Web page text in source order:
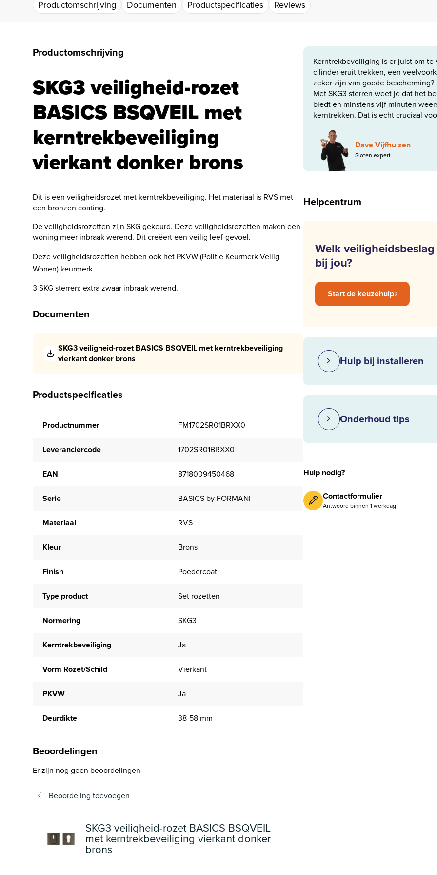
Productomschrijving Documenten Productspecificaties Reviews
Productomschrijving
SKG3 veiligheid-rozet
BASICS BSQVEIL met
kerntrekbeveiliging
vierkant donker brons
Dit is een veiligheidsrozet met kerntrekbeveiliging. Het materiaal is RVS met
een bronzen coating.
De veiligheidsrozetten zijn SKG gekeurd. Deze veiligheidsrozetten maken een
woning meer inbraak werend. Dit creëert een veilig leef-gevoel.
Deze veiligheidsrozetten hebben ook het PKVW (Politie Keurmerk Veilig
Wonen) keurmerk.
3 SKG sterren: extra zwaar inbraak werend.
Documenten
SKG3 veiligheid-rozet BASICS BSQVEIL met kerntrekbeveiliging
vierkant donker brons
Productspecificaties
Productnummer FM1702SR01BRXX0
Leveranciercode 1702SR01BRXX0
EAN 8718009450468
Serie BASICS by FORMANI
Materiaal RVS
Kleur Brons
Finish Poedercoat
Type product Set rozetten
Normering SKG3
Kerntrekbeveiliging Ja
Vorm Rozet/Schild Vierkant
PKVW Ja
Deurdikte 38-58 mm
Beoordelingen
Er zijn nog geen beoordelingen
Beoordeling toevoegen
SKG3 veiligheid-rozet BASICS BSQVEIL
met kerntrekbeveiliging vierkant donker
brons
Kerntrekbeveiliging is er juist om
cilinder eruit trekken, een
zeker zijn van goede
Met SKG3 sterren weet je dat het
biedt en minstens vijf minuten
kerntrekken. Dat is echt cruciaal
Dave Vijfhuizen
Sloten expert
Helpcentrum
Welk
bij jou?
Start de keuzehulp
Hulp bij installeren
Onderhoud tips
Hulp nodig?
Contactformulier
Antwoord binnen 1 werkdag